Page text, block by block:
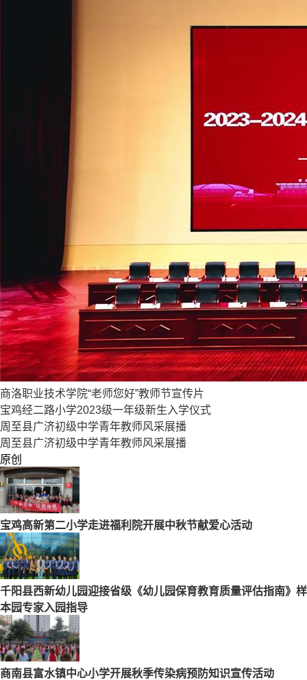
商洛职业技术学院“老师您好”教师节宣传片
宝鸡经二路小学2023级一年级新生入学仪式
周至县广济初级中学青年教师风采展播
周至县广济初级中学青年教师风采展播
原创
宝鸡高新第二小学走进福利院开展中秋节献爱心活动
千阳县西新幼儿园迎接省级《幼儿园保育教育质量评估指南》样
本园专家入园指导
商南县富水镇中心小学开展秋季传染病预防知识宣传活动